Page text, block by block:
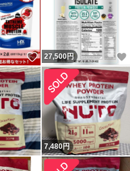
いいね！
27,500円
7,480円